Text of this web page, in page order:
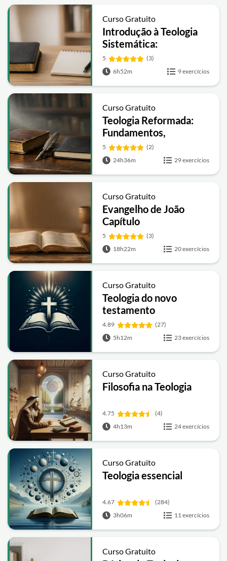
Curso Gratuito
Introdução à Teologia
Sistemática:
Fundamentos e
Doutrinas Essenciais
5
(3)
6h52m
9 exercícios
Curso Gratuito
Teologia Reformada:
Fundamentos,
Doutrinas e Escatologia
5
(2)
24h36m
29 exercícios
Curso Gratuito
Evangelho de João
Capítulo
5
(3)
18h22m
20 exercícios
Curso Gratuito
Teologia do novo
testamento
4.89
(27)
5h12m
23 exercícios
Curso Gratuito
Filosofia na Teologia
4.75
(4)
4h13m
24 exercícios
Curso Gratuito
Teologia essencial
4.67
(284)
3h06m
11 exercícios
Curso Gratuito